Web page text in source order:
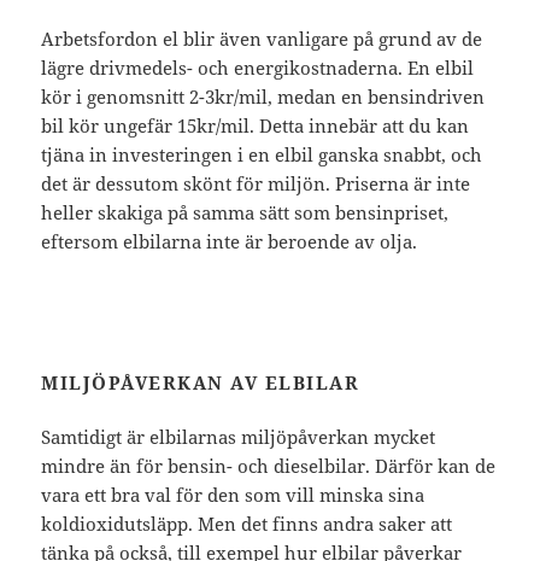
Arbetsfordon el blir även vanligare på grund av de
lägre drivmedels- och energikostnaderna. En elbil
kör i genomsnitt 2-3kr/mil, medan en bensindriven
bil kör ungefär 15kr/mil. Detta innebär att du kan
tjäna in investeringen i en elbil ganska snabbt, och
det är dessutom skönt för miljön. Priserna är inte
heller skakiga på samma sätt som bensinpriset,
eftersom elbilarna inte är beroende av olja.
MILJÖPÅVERKAN AV ELBILAR
Samtidigt är elbilarnas miljöpåverkan mycket
mindre än för bensin- och dieselbilar. Därför kan de
vara ett bra val för den som vill minska sina
koldioxidutsläpp. Men det finns andra saker att
tänka på också, till exempel hur elbilar påverkar